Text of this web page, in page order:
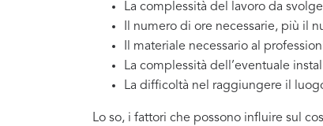
La complessità del lavoro da
Il numero di ore necessarie, più il
Il materiale necessario al
La complessità dell’eventuale
La difficoltà nel raggiungere il
Lo so, i fattori che possono influire sul